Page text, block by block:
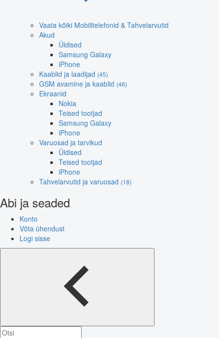
Vaata kõiki Mobiiltelefonid & Tahvelarvutid
Akud
Üldised
Samsung Galaxy
iPhone
Kaablid ja laadijad (45)
GSM avamine ja kaablid (46)
Ekraanid
Nokia
Teised tootjad
Samsung Galaxy
iPhone
Varuosad ja tarvikud
Üldised
Teised tootjad
iPhone
Tahvelarvutid ja varuosad (18)
Abi ja seaded
Konto
Võta ühendust
Logi sisse